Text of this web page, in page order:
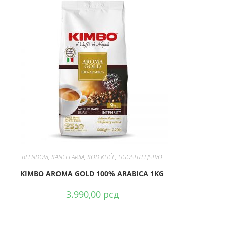
DODAJ U KORPU
BLENDOVI,KANCELARIJA,KOD KUĆE, UGOSTITELJSTVO
KIMBO AROMA GOLD 100% ARABICA 1KG
3.990,00 рсд